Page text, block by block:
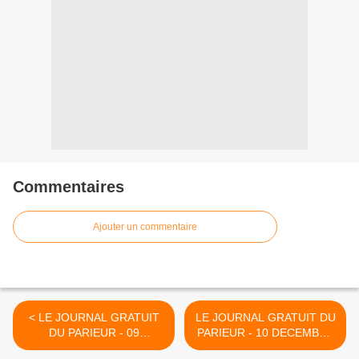
Commentaires
Ajouter un commentaire
< LE JOURNAL GRATUIT
DU PARIEUR - 09
DECEMBRE 2021 -
LE JOURNAL GRATUIT DU
PARIEUR - 10 DECEMBRE
2021 - COUPLE DU JOUR